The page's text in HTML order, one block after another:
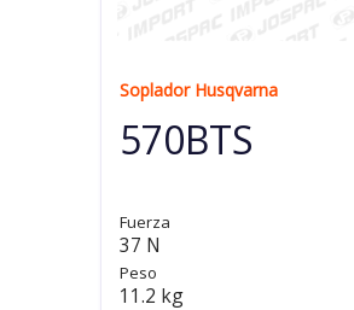
Soplador Husqvarna
570BTS
Fuerza
37 N
Peso
11.2 kg